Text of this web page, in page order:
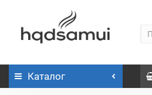
Каталог